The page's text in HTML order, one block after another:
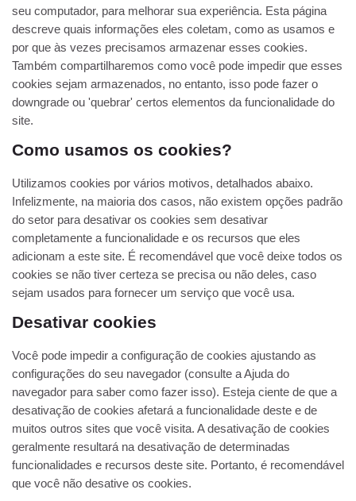
seu computador, para melhorar sua experiência. Esta página
descreve quais informações eles coletam, como as usamos e
por que às vezes precisamos armazenar esses cookies.
Também compartilharemos como você pode impedir que esses
cookies sejam armazenados, no entanto, isso pode fazer o
downgrade ou 'quebrar' certos elementos da funcionalidade do
site.
Como usamos os cookies?
Utilizamos cookies por vários motivos, detalhados abaixo.
Infelizmente, na maioria dos casos, não existem opções padrão
do setor para desativar os cookies sem desativar
completamente a funcionalidade e os recursos que eles
adicionam a este site. É recomendável que você deixe todos os
cookies se não tiver certeza se precisa ou não deles, caso
sejam usados ​​para fornecer um serviço que você usa.
Desativar cookies
Você pode impedir a configuração de cookies ajustando as
configurações do seu navegador (consulte a Ajuda do
navegador para saber como fazer isso). Esteja ciente de que a
desativação de cookies afetará a funcionalidade deste e de
muitos outros sites que você visita. A desativação de cookies
geralmente resultará na desativação de determinadas
funcionalidades e recursos deste site. Portanto, é recomendável
que você não desative os cookies.